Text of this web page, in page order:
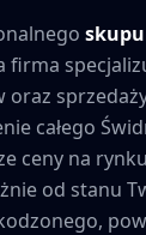
firma
oraz
całego
ceny na
od stanu